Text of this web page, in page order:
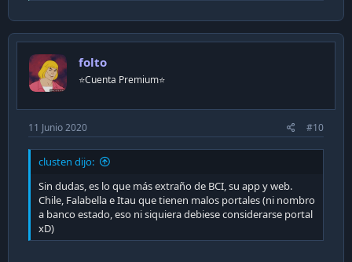
c
t
o
n
s
folto
⭐️Cuenta Premium⭐️
11 Junio 2020 #10
clusten dijo:
Sin dudas, es lo que más extraño de BCI, su app y web.
Chile, Falabella e Itau que tienen malos portales (ni nombro
a banco estado, eso ni siquiera debiese considerarse portal
xD)